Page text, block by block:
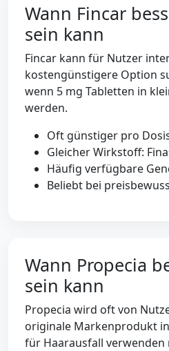
Wann Fincar
sein kann
Fincar kann für Nutzer
kostengünstigere Option
wenn 5 mg Tabletten in
werden.
Oft günstiger pro
Gleicher Wirkstoff:
Häufig verfügbare
Beliebt bei
Wann Propecia
sein kann
Propecia wird oft von
originale Markenprodukt
für Haarausfall verwenden